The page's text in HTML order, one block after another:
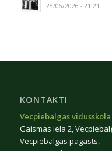
28/06/2026 - 21:21
KONTAKTI
Vecpiebalgas vidusskola
Gaismas iela 2,
Vecpiebalgas pagasts,